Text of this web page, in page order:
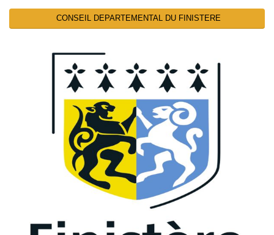
CONSEIL DEPARTEMENTAL DU FINISTERE